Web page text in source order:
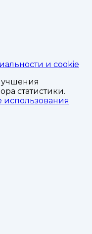
и cookie
статистики.
использования